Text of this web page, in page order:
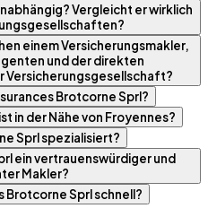
Vergleicht er wirklich
einem Versicherungsmakler,
und der direkten
Versicherungsgesellschaft?
Brotcorne Sprl?
in der Nähe von Froyennes?
Sprl spezialisiert?
ein vertrauenswürdiger und
Makler?
Brotcorne Sprl schnell?